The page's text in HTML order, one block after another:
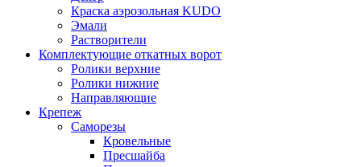
Краска аэрозольная KUDO
Эмали
Растворители
Комплектующие откатных ворот
Ролики верхние
Ролики нижние
Направляющие
Крепеж
Саморезы
Кровельные
Пресшайба